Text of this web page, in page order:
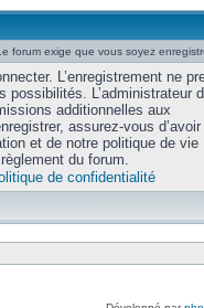
forum exige que vous soyez
L’enregistrement ne
possibilités. L’administrateur
additionnelles aux
assurez-vous
et de notre politique de vie
du forum.
de confidentialité